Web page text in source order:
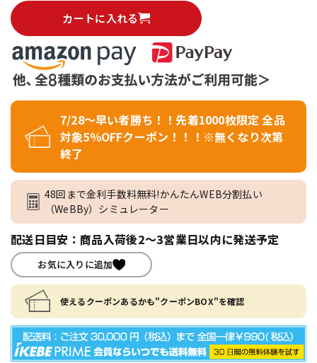
カートに入れる
7/28～早い者勝ち！！先着1000枚限定 全品
対象5％OFFクーポン！！！※無くなり次第
終了
48回まで金利手数料無料!かんたんWEB分割払い
（WeBBy）シミュレーター
配送日目安：商品入荷後2～3営業日以内に発送予定
お気に入りに追加
使えるクーポンあるかも"クーポンBOX"を確認